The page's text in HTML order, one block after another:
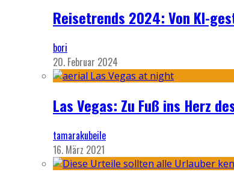
Reisetrends 2024: Von KI-
bori
20. Februar 2024
Las Vegas: Zu Fuß ins Herz
tamarakubeile
16. März 2021